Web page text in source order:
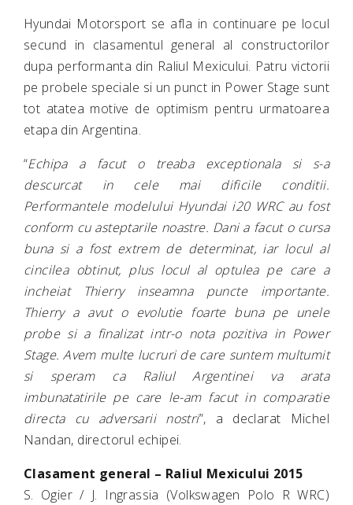
Hyundai Motorsport se afla in continuare pe locul
secund in clasamentul general al constructorilor
dupa performanta din Raliul Mexicului. Patru victorii
pe probele speciale si un punct in Power Stage sunt
tot atatea motive de optimism pentru urmatoarea
etapa din Argentina.
“Echipa a facut o treaba exceptionala si s-a
descurcat in cele mai dificile conditii.
Performantele modelului Hyundai i20 WRC au fost
conform cu asteptarile noastre. Dani a facut o cursa
buna si a fost extrem de determinat, iar locul al
cincilea obtinut, plus locul al optulea pe care a
incheiat Thierry inseamna puncte importante.
Thierry a avut o evolutie foarte buna pe unele
probe si a finalizat intr-o nota pozitiva in Power
Stage. Avem multe lucruri de care suntem multumit
si speram ca Raliul Argentinei va arata
imbunatatirile pe care le-am facut in comparatie
directa cu adversarii nostri”, a declarat Michel
Nandan, directorul echipei.
Clasament general – Raliul Mexicului 2015
S. Ogier / J. Ingrassia (Volkswagen Polo R WRC)